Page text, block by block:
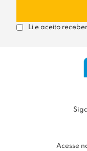
Li e aceito
Acesse